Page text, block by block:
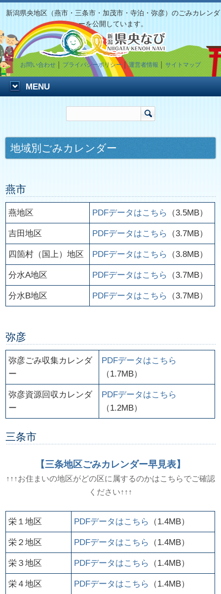
新潟県央地区（燕市・三条市・加茂市・寺泊・弥彦）のごみカレンダ
ーを公開しています。
お問い合わせ プライバシーポリシー │運営者情報 サイトマップ
MENU
地域別ごみカレンダー
燕市
燕地区 PDFデータはこちら （3.5MB）
吉田地区 PDFデータはこちら （3.7MB）
四箇村（国上）地区 PDFデータはこちら （3.8MB）
分水A地区 PDFデータはこちら （3.7MB）
分水B地区 PDFデータはこちら （3.7MB）
弥彦
弥彦ごみ収集カレンダ
ー
PDFデータはこちら
（1.7MB）
弥彦資源回収カレンダ
ー
PDFデータはこちら
（1.2MB）
三条市
【三条地区ごみカレンダー早見表】
↑↑↑お住まいの地区がどの区に属するのかはこちらでご確認
ください↑↑↑
栄１地区 PDFデータはこちら （1.4MB）
栄２地区 PDFデータはこちら （1.4MB）
栄３地区 PDFデータはこちら （1.4MB）
栄４地区 PDFデータはこちら （1.4MB）